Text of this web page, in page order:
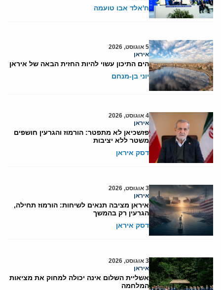
ח'אלד אבו טועמה
5 אוגוסט, 2026
איראן
הים התיכון עשוי להיות החזית הבאה של איראן
יוני בן-מנחם
4 אוגוסט, 2026
איראן
פזשכיאן לא מתפטר: הורמוז והגרעין חושפים
משטר ללא יציבות
דסק איראן
3 אוגוסט, 2026
איראן
איראן מציבה תנאים לשיחות: הורמוז תחילה,
הגרעין רק בהמשך
דסק איראן
3 אוגוסט, 2026
איראן
אשליית השלום אינה יכולה למחוק את מציאות
המלחמה